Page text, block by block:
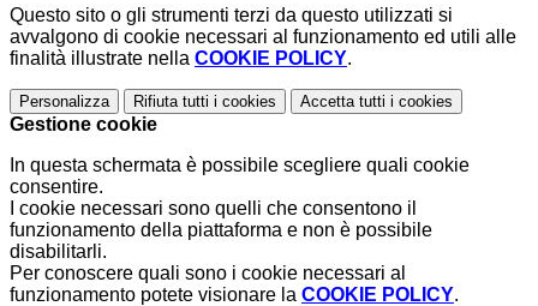
Questo sito o gli strumenti terzi da questo utilizzati si
avvalgono di cookie necessari al funzionamento ed utili alle
finalità illustrate nella COOKIE POLICY.
Personalizza Rifiuta tutti i cookies Accetta tutti i cookies
Gestione cookie
In questa schermata è possibile scegliere quali cookie
consentire.
I cookie necessari sono quelli che consentono il
funzionamento della piattaforma e non è possibile
disabilitarli.
Per conoscere quali sono i cookie necessari al
funzionamento potete visionare la COOKIE POLICY.